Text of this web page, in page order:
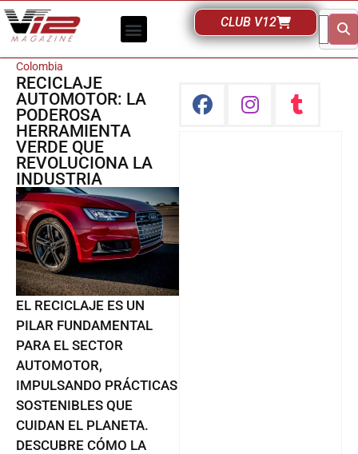
CLUB V12
Colombia
RECICLAJE
AUTOMOTOR: LA
PODEROSA
HERRAMIENTA
VERDE QUE
REVOLUCIONA LA
INDUSTRIA
EL RECICLAJE ES UN
PILAR FUNDAMENTAL
PARA EL SECTOR
AUTOMOTOR,
IMPULSANDO PRÁCTICAS
SOSTENIBLES QUE
CUIDAN EL PLANETA.
DESCUBRE CÓMO LA